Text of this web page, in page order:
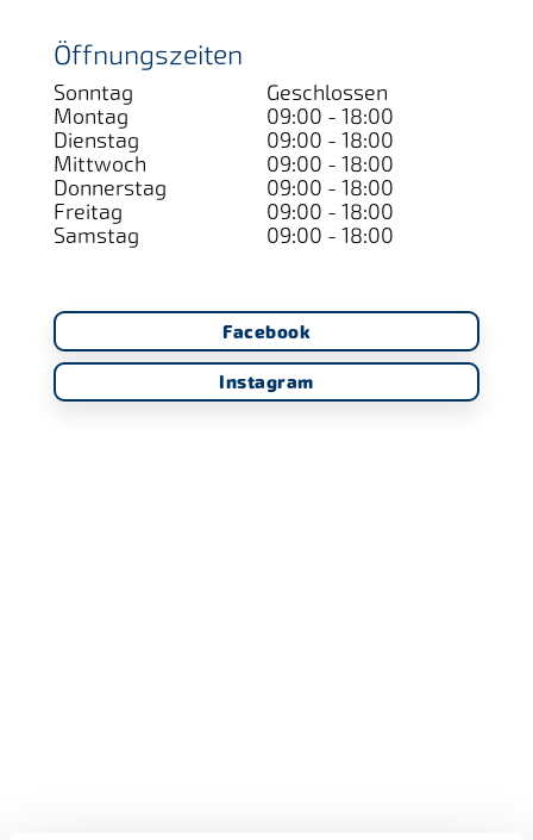
Öffnungszeiten
Sonntag
Geschlossen
Montag
09:00 - 18:00
Dienstag
09:00 - 18:00
Mittwoch
09:00 - 18:00
Donnerstag
09:00 - 18:00
Freitag
09:00 - 18:00
Samstag
09:00 - 18:00
Facebook
Instagram